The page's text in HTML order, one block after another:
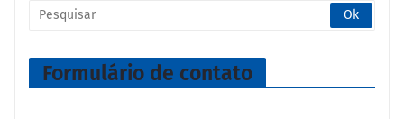
Formulário de contato